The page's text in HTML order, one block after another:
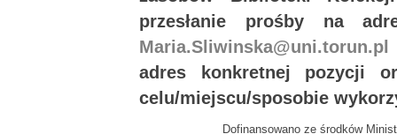
przesłanie prośby na
Maria.Sliwinska@uni.torun.pl
adres konkretnej pozycji
celu/miejscu/sposobie
Dofinansowano ze środków